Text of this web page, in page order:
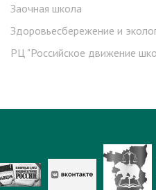
Заочная школа
Здоровьесбережение и
РЦ "Российское движение